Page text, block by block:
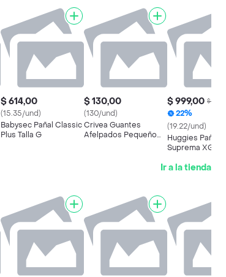
$ 614,00
(15.35/und)
Babysec Pañal Classic
Plus Talla G
$ 130,00
(130/und)
Crivea Guantes
Afelpados Pequeño
$ 999,00 $
22%
(19.22/und)
Huggies Pañal
Suprema XG
Ir a la tienda